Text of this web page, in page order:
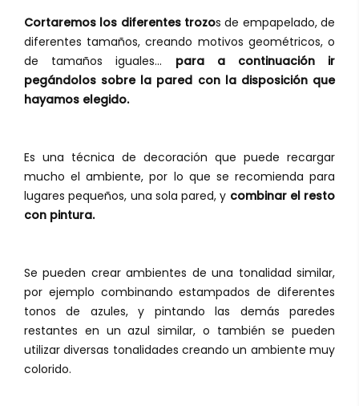
Cortaremos los diferentes trozos de empapelado, de
diferentes tamaños, creando motivos geométricos, o
de tamaños iguales... para a continuación ir
pegándolos sobre la pared con la disposición que
hayamos elegido.
Es una técnica de decoración que puede recargar
mucho el ambiente, por lo que se recomienda para
lugares pequeños, una sola pared, y combinar el resto
con pintura.
Se pueden crear ambientes de una tonalidad similar,
por ejemplo combinando estampados de diferentes
tonos de azules, y pintando las demás paredes
restantes en un azul similar, o también se pueden
utilizar diversas tonalidades creando un ambiente muy
colorido.